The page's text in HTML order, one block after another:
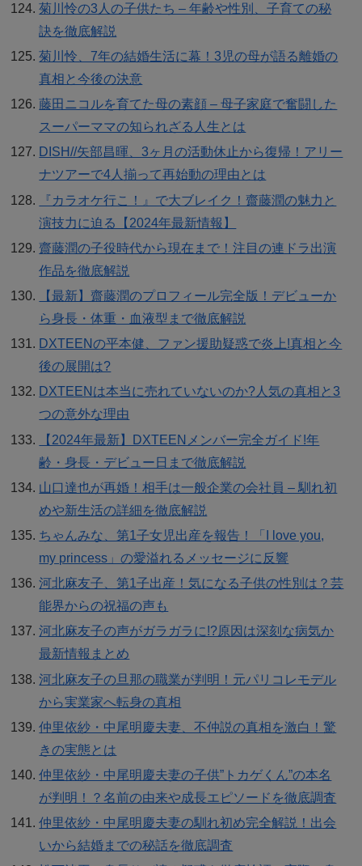
菊川怜の3人の子供たち – 年齢や性別、子育ての秘
訣を徹底解説
菊川怜、7年の結婚生活に幕！3児の母が語る離婚の
真相と今後の決意
藤田ニコルを育てた母の素顔 – 母子家庭で奮闘した
スーパーママの知られざる人生とは
DISH//矢部昌暉、3ヶ月の活動休止から復帰！アリー
ナツアーで4人揃って再始動の理由とは
『カラオケ行こ！』で大ブレイク！齋藤潤の魅力と
演技力に迫る【2024年最新情報】
齋藤潤の子役時代から現在まで！注目の連ドラ出演
作品を徹底解説
【最新】齋藤潤のプロフィール完全版！デビューか
ら身長・体重・血液型まで徹底解説
DXTEENの平本健、ファン援助疑惑で炎上!真相と今
後の展開は?
DXTEENは本当に売れていないのか?人気の真相と3
つの意外な理由
【2024年最新】DXTEENメンバー完全ガイド!年
齢・身長・デビュー日まで徹底解説
山口達也が再婚！相手は一般企業の会社員 – 馴れ初
めや新生活の詳細を徹底解説
ちゃんみな、第1子女児出産を報告！「I love you,
my princess」の愛溢れるメッセージに反響
河北麻友子、第1子出産！気になる子供の性別は？芸
能界からの祝福の声も
河北麻友子の声がガラガラに!?原因は深刻な病気か
最新情報まとめ
河北麻友子の旦那の職業が判明！元パリコレモデル
から実業家へ転身の真相
仲里依紗・中尾明慶夫妻、不仲説の真相を激白！驚
きの実態とは
仲里依紗・中尾明慶夫妻の子供”トカゲくん”の本名
が判明！？名前の由来や成長エピソードを徹底調査
仲里依紗・中尾明慶夫妻の馴れ初め完全解説！出会
いから結婚までの秘話を徹底調査